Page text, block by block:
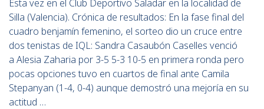
Esta vez en el Club Deportivo Saladar en la localidad de
Silla (Valencia). Crónica de resultados: En la fase final del
cuadro benjamín femenino, el sorteo dio un cruce entre
dos tenistas de IQL: Sandra Casaubón Caselles venció
a Alesia Zaharia por 3-5 5-3 10-5 en primera ronda pero
pocas opciones tuvo en cuartos de final ante Camila
Stepanyan (1-4, 0-4) aunque demostró una mejoría en su
actitud …